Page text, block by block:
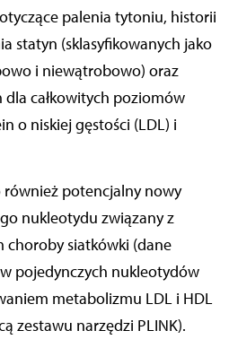
palenia tytoniu, historii
statyn (sklasyfikowanych jako
i niewątrobowo) oraz
całkowitych poziomów
o niskiej gęstości (LDL) i
również potencjalny nowy
nukleotydu związany z
choroby siatkówki (dane
pojedynczych nukleotydów
metabolizmu LDL i HDL
zestawu narzędzi PLINK).